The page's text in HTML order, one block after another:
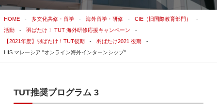
関連サイトすべてを検索する
HOME 多文化共修・留学 海外留学・研修
CIE（旧国際教育部門）
活動
羽ばたけ！ TUT 海外研修応援キャンペーン
【2021年度】羽ばたけ！TUT後期
羽ばたけ2021 後期
HIS マレーシア "オンライン海外インターンシップ"
TUT推奨プログラム 3